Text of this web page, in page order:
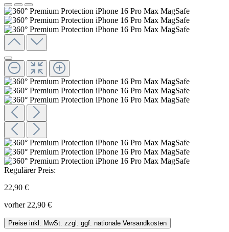
Regulärer Preis:
22,90 €
vorher 22,90 €
Preise inkl. MwSt. zzgl. ggf. nationale Versandkosten